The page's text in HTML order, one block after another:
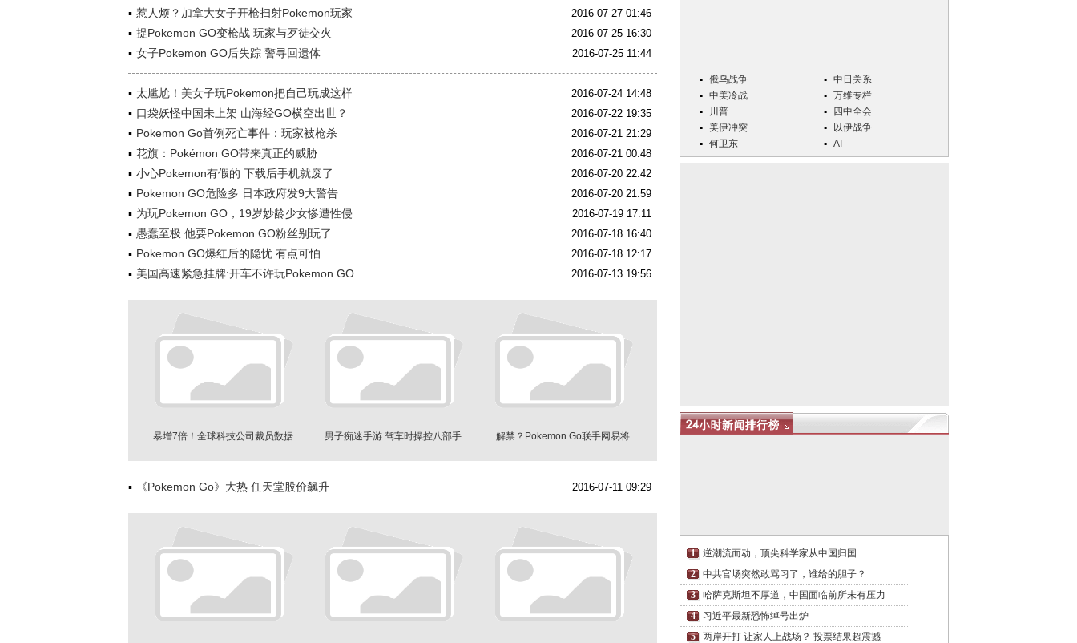
惹人烦？加拿大女子开枪扫射Pokemon玩家 2016-07-27 01:46
捉Pokemon GO变枪战 玩家与歹徒交火 2016-07-25 16:30
女子Pokemon GO后失踪 警寻回遗体 2016-07-25 11:44
太尴尬！美女子玩Pokemon把自己玩成这样 2016-07-24 14:48
口袋妖怪中国未上架 山海经GO横空出世？ 2016-07-22 19:35
Pokemon Go首例死亡事件：玩家被枪杀 2016-07-21 21:29
花旗：Pokémon GO带来真正的威胁 2016-07-21 00:48
小心Pokemon有假的 下载后手机就废了 2016-07-20 22:42
Pokemon GO危险多 日本政府发9大警告 2016-07-20 21:59
为玩Pokemon GO，19岁妙龄少女惨遭性侵 2016-07-19 17:11
愚蠢至极 他要Pokemon GO粉丝别玩了 2016-07-18 16:40
Pokemon GO爆红后的隐忧 有点可怕 2016-07-18 12:17
美国高速紧急挂牌:开车不许玩Pokemon GO 2016-07-13 19:56
暴增7倍！全球科技公司裁员数据
男子痴迷手游 驾车时操控八部手
解禁？Pokemon Go联手网易将
《Pokemon Go》大热 任天堂股价飙升 2016-07-11 09:29
俄乌战争
中日关系
中美冷战
万维专栏
川普
四中全会
美伊冲突
以伊战争
何卫东
AI
逆潮流而动，顶尖科学家从中国归国
中共官场突然敢骂习了，谁给的胆子？
哈萨克斯坦不厚道，中国面临前所未有压力
习近平最新恐怖绰号出炉
两岸开打 让家人上战场？ 投票结果超震撼